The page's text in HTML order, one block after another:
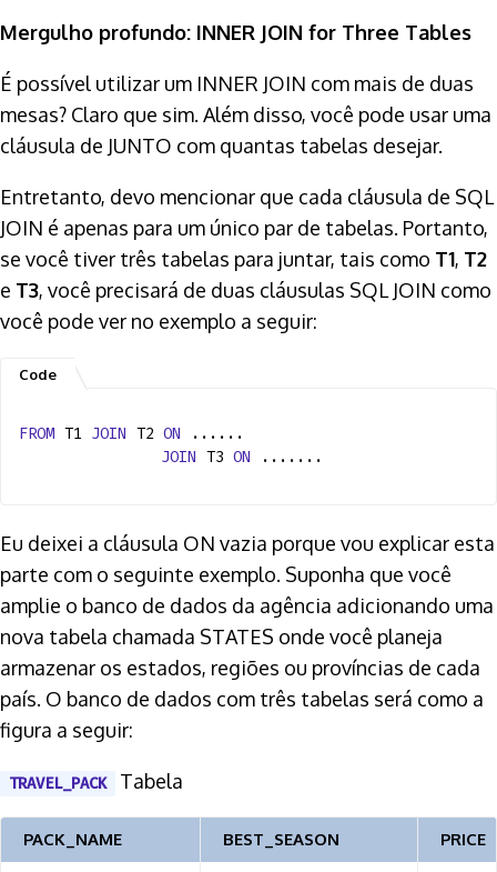
Mergulho profundo: INNER JOIN for Three Tables
É possível utilizar um INNER JOIN com mais de duas
mesas? Claro que sim. Além disso, você pode usar uma
cláusula de JUNTO com quantas tabelas desejar.
Entretanto, devo mencionar que cada cláusula de SQL
JOIN é apenas para um único par de tabelas. Portanto,
se você tiver três tabelas para juntar, tais como T1, T2
e T3, você precisará de duas cláusulas SQL JOIN como
você pode ver no exemplo a seguir:
FROM T1 JOIN T2 ON
......
JOIN T3 ON .......
Eu deixei a cláusula ON vazia porque vou explicar esta
parte com o seguinte exemplo. Suponha que você
amplie o banco de dados da agência adicionando uma
nova tabela chamada STATES onde você planeja
armazenar os estados, regiões ou províncias de cada
país. O banco de dados com três tabelas será como a
figura a seguir:
TRAVEL_PACK Tabela
PACK_NAME BEST_SEASON PRICE